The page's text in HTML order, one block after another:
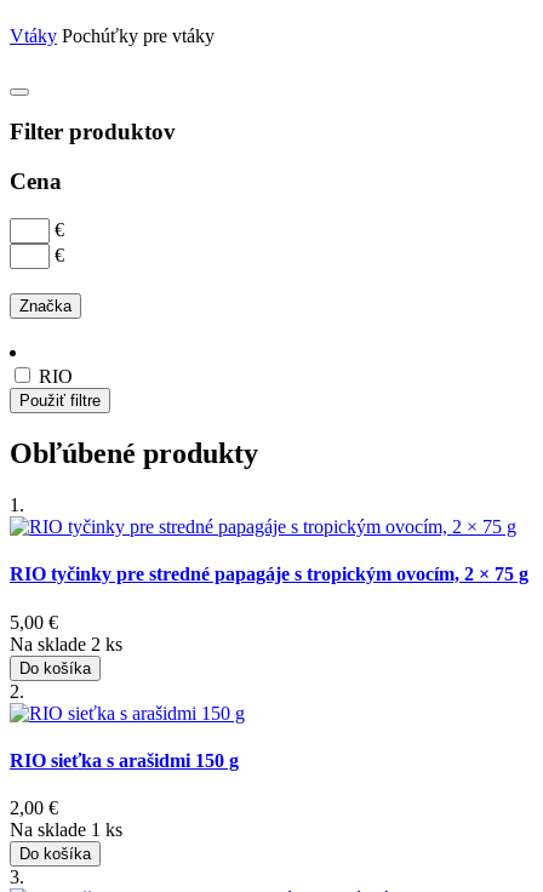
Vtáky Pochúťky pre vtáky
Filter produktov
Cena
€
€
Značka
RIO
Použiť filtre
Obľúbené produkty
1.
RIO tyčinky pre stredné papagáje s tropickým ovocím, 2 × 75 g
5,00 €
Na sklade 2 ks
Do košíka
2.
RIO sieťka s arašidmi 150 g
2,00 €
Na sklade 1 ks
Do košíka
3.